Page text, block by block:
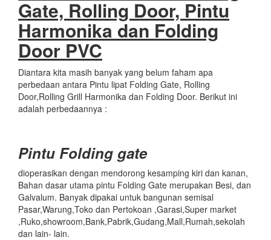
Gate, Rolling Door, Pintu
Harmonika dan Folding
Door PVC
Diantara kita masih banyak yang belum faham apa
perbedaan antara Pintu lipat Folding Gate, Rolling
Door,Rolling Grill Harmonika dan Folding Door. Berikut ini
adalah perbedaannya :
Pintu Folding gate
dioperasikan dengan mendorong kesamping kiri dan kanan,
Bahan dasar utama pintu Folding Gate merupakan Besi, dan
Galvalum. Banyak dipakai untuk bangunan semisal
Pasar,Warung,Toko dan Pertokoan ,Garasi,Super market
,Ruko,showroom,Bank,Pabrik,Gudang,Mall,Rumah,sekolah
dan lain- lain.